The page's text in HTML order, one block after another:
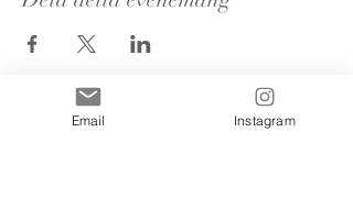
Email Instagram